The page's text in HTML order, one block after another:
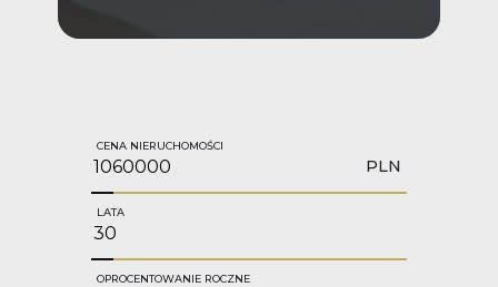
CENA NIERUCHOMOŚCI
PLN
LATA
OPROCENTOWANIE ROCZNE